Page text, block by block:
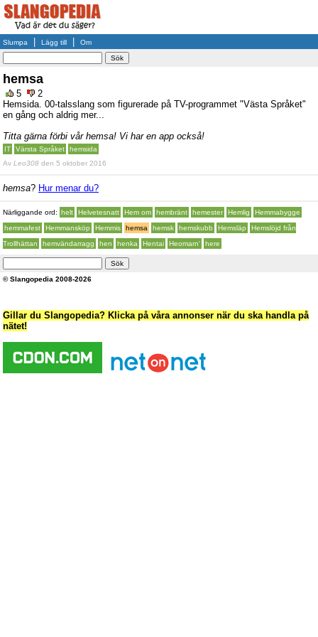
Slumpa Lägg till Om
hemsa
5
2
Hemsida. 00-talsslang som figurerade på TV-programmet "Västa Språket"
en gång och aldrig mer...
Titta gärna förbi vår hemsa! Vi har en app också!
IT Värsta Språket
hemsida
Av Leo308 den 5 oktober 2016
hemsa? Hur menar du?
Närliggande ord: helt Helvetesnatt Hem om hembränt hemester Hemlig
Hemmabygge
hemmafest
Hemmansköp Hemmis hemsa hemsk hemskubb Hemsläp
Hemslöjd från
Trollhättan
hemvändarragg hen henka Hentai Heomarn' here
© Slangopedia 2008-2026
Gillar du Slangopedia? Klicka på våra annonser när du ska handla på
nätet!